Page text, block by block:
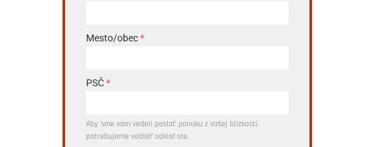
Mesto/obec*
PSČ*
Aby sme vám vedeli poslať ponuku z vašej blízkosti,
potrebujeme vedieť odkiaľ ste.